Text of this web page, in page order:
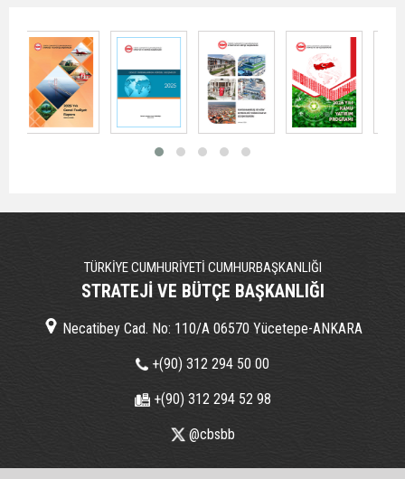
TÜRKİYE CUMHURİYETİ CUMHURBAŞKANLIĞI
STRATEJİ VE BÜTÇE BAŞKANLIĞI
Necatibey Cad. No: 110/A 06570 Yücetepe-ANKARA
+(90) 312 294 50 00
+(90) 312 294 52 98
@cbsbb